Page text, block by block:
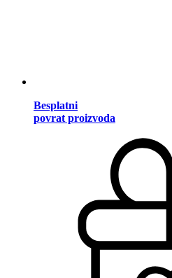
Besplatni
povrat proizvoda